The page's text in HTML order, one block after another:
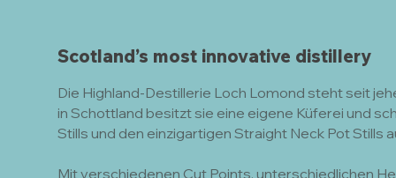
Scotland’s most innovative distillery
Die Highland-Destillerie Loch Lomond steht seit
in Schottland besitzt sie eine eigene Küferei und
Stills und den einzigartigen Straight Neck Pot Stills
Mit verschiedenen Cut Points, unterschiedlichen